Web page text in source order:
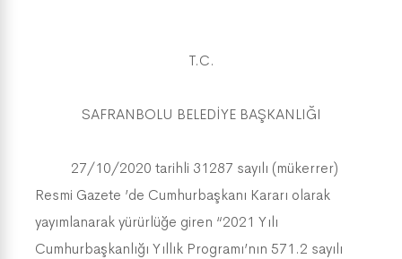
T.C.
SAFRANBOLU BELEDİYE BAŞKANLIĞI
27/10/2020 tarihli 31287 sayılı (mükerrer)
Resmi Gazete ’de Cumhurbaşkanı Kararı olarak
yayımlanarak yürürlüğe giren “2021 Yılı
Cumhurbaşkanlığı Yıllık Programı’nın 571.2 sayılı